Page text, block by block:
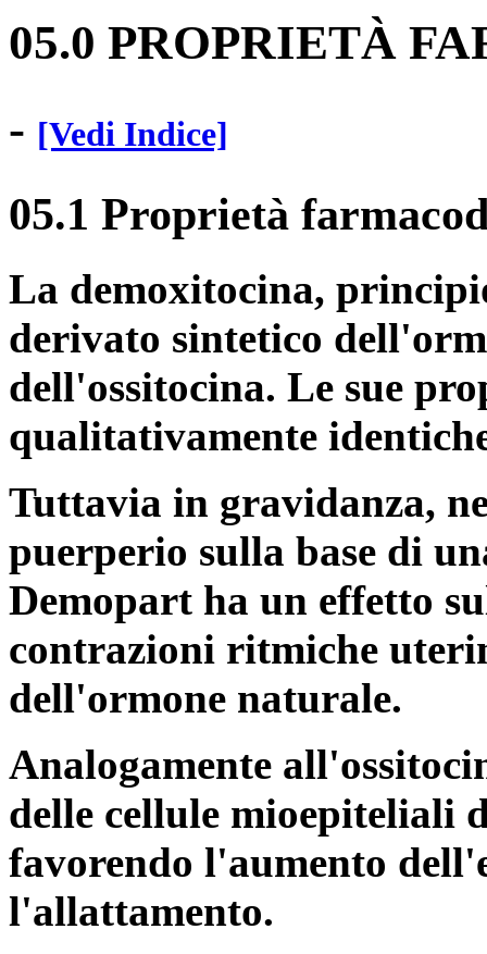
05.0 PROPRIETÀ
- [Vedi Indice]
05.1 Proprietà
La demoxitocina,
derivato sintetico
dell'ossitocina. Le sue
qualitativamente
Tuttavia in gravidanza,
puerperio sulla base di
Demopart ha un effetto
contrazioni ritmiche
dell'ormone naturale.
Analogamente
delle cellule mioepiteliali
favorendo l'aumento
l'allattamento.